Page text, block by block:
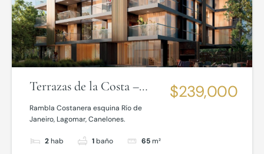
Terrazas de la Costa –
Lagomar
Rambla Costanera esquina Río de
Janeiro, Lagomar, Canelones.
2hab 1baño 65m²
$239,000